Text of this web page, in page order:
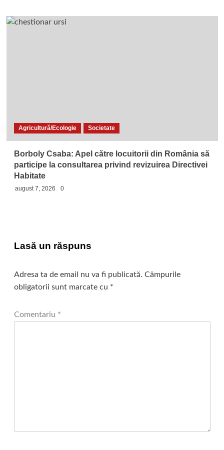
Agricultură/Ecologie Societate
Borboly Csaba: Apel către locuitorii din România să
participe la consultarea privind revizuirea Directivei
Habitate
august 7, 2026 0
Lasă un răspuns
Adresa ta de email nu va fi publicată. Câmpurile
obligatorii sunt marcate cu *
Comentariu *